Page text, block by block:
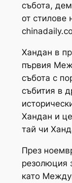
събота,
от стилове
Хандан в
първия
събота с
събития в
Хандан и
тай чи
През
резолюция
като